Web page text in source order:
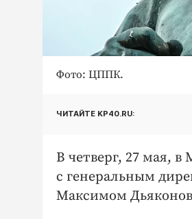
Фото: ЦППК.
ЧИТАЙТЕ KP40.RU:
В четверг, 27 мая, в
с генеральным
Максимом